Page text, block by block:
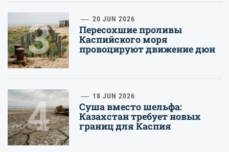
3 20 JUN 2026
Пересохшие проливы
Каспийского моря
провоцируют движение дюн
4 18 JUN 2026
Суша вместо шельфа:
Казахстан требует новых
границ для Каспия